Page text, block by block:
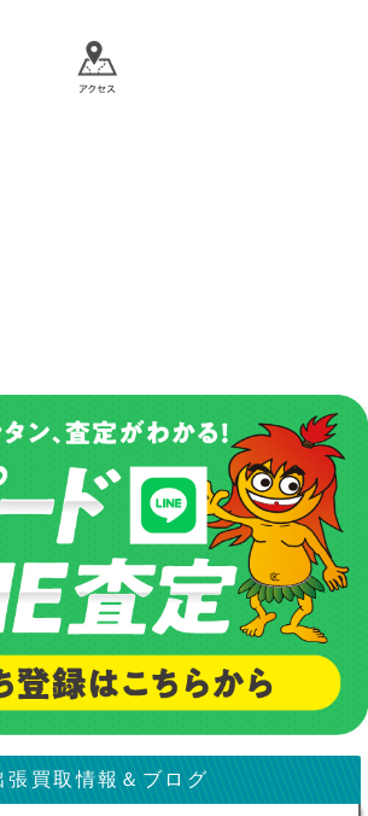
張買取情報＆ブログ